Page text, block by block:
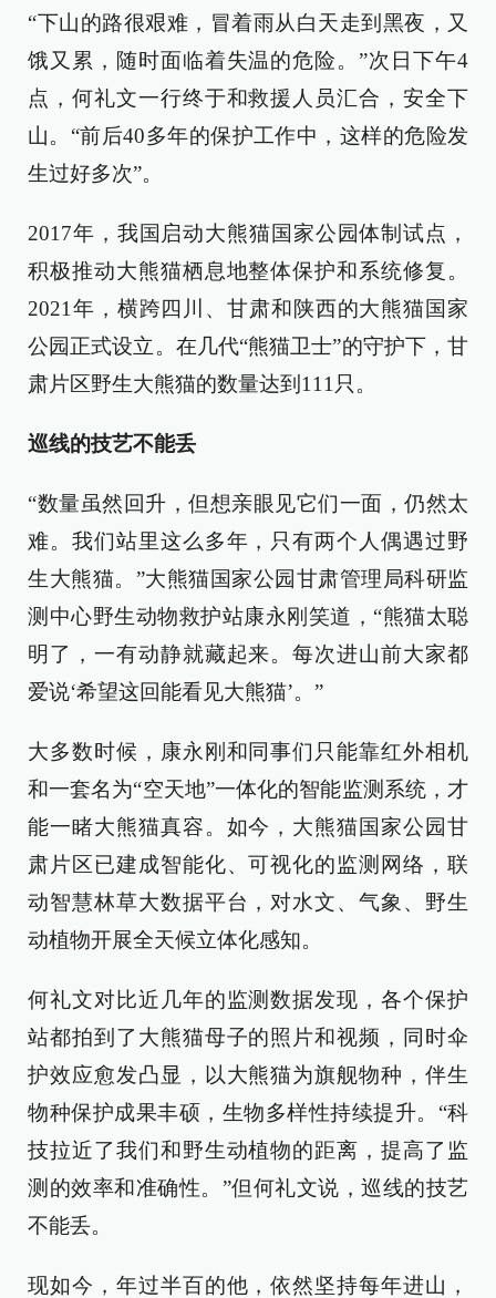
“下山的路很艰难，冒着雨从白天走到黑夜，又
饿又累，随时面临着失温的危险。”次日下午4
点，何礼文一行终于和救援人员汇合，安全下
山。“前后40多年的保护工作中，这样的危险发
生过好多次”。
2017年，我国启动大熊猫国家公园体制试点，
积极推动大熊猫栖息地整体保护和系统修复。
2021年，横跨四川、甘肃和陕西的大熊猫国家
公园正式设立。在几代“熊猫卫士”的守护下，甘
肃片区野生大熊猫的数量达到111只。
巡线的技艺不能丢
“数量虽然回升，但想亲眼见它们一面，仍然太
难。我们站里这么多年，只有两个人偶遇过野
生大熊猫。”大熊猫国家公园甘肃管理局科研监
测中心野生动物救护站康永刚笑道，“熊猫太聪
明了，一有动静就藏起来。每次进山前大家都
爱说‘希望这回能看见大熊猫’。”
大多数时候，康永刚和同事们只能靠红外相机
和一套名为“空天地”一体化的智能监测系统，才
能一睹大熊猫真容。如今，大熊猫国家公园甘
肃片区已建成智能化、可视化的监测网络，联
动智慧林草大数据平台，对水文、气象、野生
动植物开展全天候立体化感知。
何礼文对比近几年的监测数据发现，各个保护
站都拍到了大熊猫母子的照片和视频，同时伞
护效应愈发凸显，以大熊猫为旗舰物种，伴生
物种保护成果丰硕，生物多样性持续提升。“科
技拉近了我们和野生动植物的距离，提高了监
测的效率和准确性。”但何礼文说，巡线的技艺
不能丢。
现如今，年过半百的他，依然坚持每年进山，